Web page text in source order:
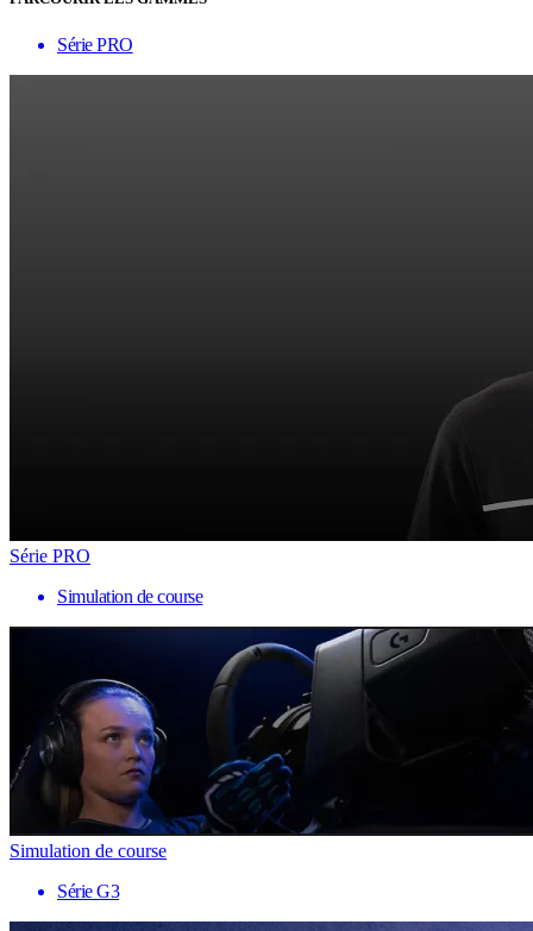
Série PRO
Série PRO
Simulation de course
Simulation de course
Série G3